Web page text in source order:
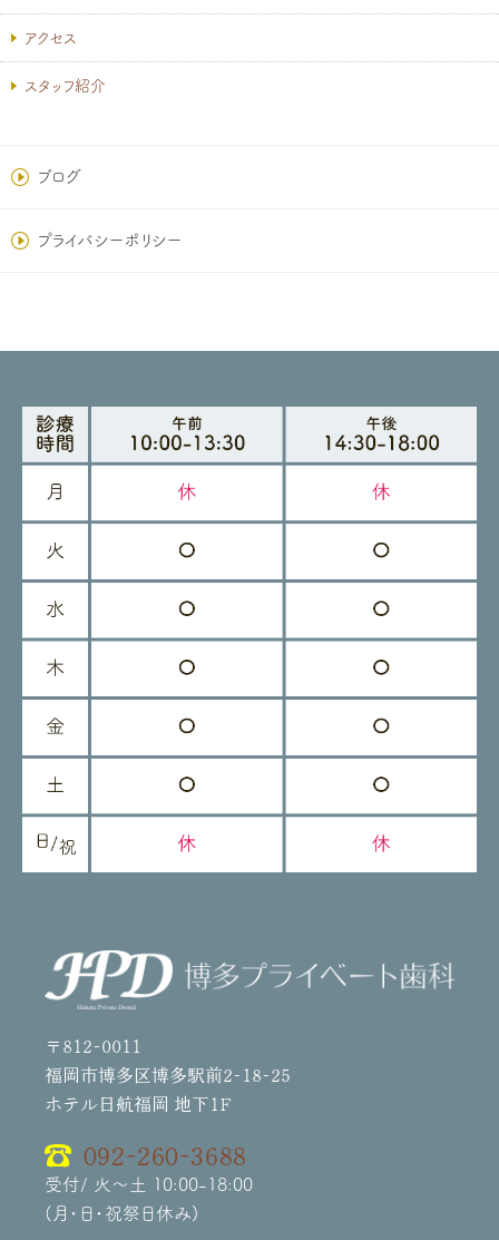
アクセス
スタッフ紹介
ブログ
プライバシーポリシー
〒812-0011
福岡市博多区博多駅前2-18-25
ホテル日航福岡 地下1F
092-260-3688
受付/ 火～土 10:00-18:00
(月・日・祝祭日休み)